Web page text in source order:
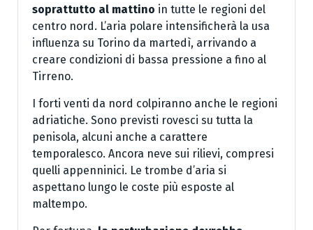
soprattutto al mattino in tutte le regioni del
centro nord. L’aria polare intensificherà la usa
influenza su Torino da martedì, arrivando a
creare condizioni di bassa pressione a fino al
Tirreno.
I forti venti da nord colpiranno anche le regioni
adriatiche. Sono previsti rovesci su tutta la
penisola, alcuni anche a carattere
temporalesco. Ancora neve sui rilievi, compresi
quelli appenninici. Le trombe d’aria si
aspettano lungo le coste più esposte al
maltempo.